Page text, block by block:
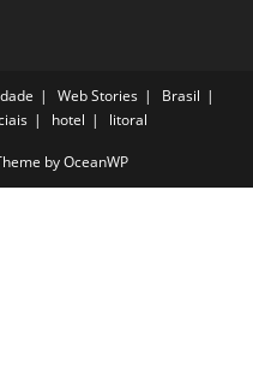
Web Stories
Brasil
hotel litoral
by OceanWP